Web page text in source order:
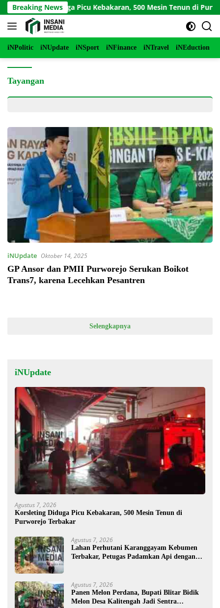
Langsung
ke
konten
Breaking News
Diduga Picu Kebakaran, 500 Mesin Tenun di Purworejo
iNPolitic iNUpdate iNSport iNFinance iNTravel iNEduction
Tayangan
iNUpdate Oktober 14, 2025
GP Ansor dan PMII Purworejo Serukan Boikot
Trans7, karena Lecehkan Pesantren
Selengkapnya
iNUpdate
Agustus 7, 2026
Korsleting Diduga Picu Kebakaran, 500 Mesin Tenun di
Purworejo Terbakar
Agustus 7, 2026
Lahan Perhutani Karanggayam Kebumen
Terbakar, Petugas Padamkan Api dengan
Agustus 7, 2026
Panen Melon Perdana, Bupati Blitar Bidik
Melon Desa Kalitengah Jadi Sentra